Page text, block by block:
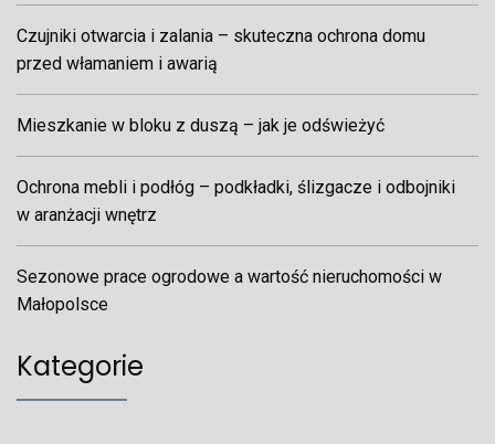
Czujniki otwarcia i zalania – skuteczna ochrona domu
przed włamaniem i awarią
Mieszkanie w bloku z duszą – jak je odświeżyć
Ochrona mebli i podłóg – podkładki, ślizgacze i odbojniki
w aranżacji wnętrz
Sezonowe prace ogrodowe a wartość nieruchomości w
Małopolsce
Kategorie